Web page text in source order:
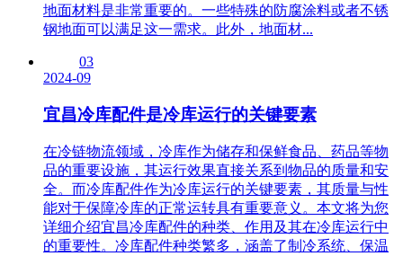
地面材料是非常重要的。一些特殊的防腐涂料或者不锈
钢地面可以满足这一需求。此外，地面材...
03
2024-09
宜昌冷库配件是冷库运行的关键要素
在冷链物流领域，冷库作为储存和保鲜食品、药品等物
品的重要设施，其运行效果直接关系到物品的质量和安
全。而冷库配件作为冷库运行的关键要素，其质量与性
能对于保障冷库的正常运转具有重要意义。本文将为您
详细介绍宜昌冷库配件的种类、作用及其在冷库运行中
的重要性。冷库配件种类繁多，涵盖了制冷系统、保温